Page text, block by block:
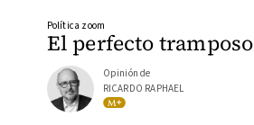
El perfecto tramposo
Política zoom
Opinión de
RICARDO RAPHAEL